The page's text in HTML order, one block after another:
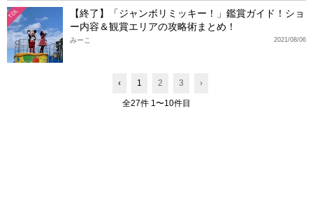
TDL
【終了】「ジャンボリミッキー！」鑑賞ガイド！ショ
ー内容＆観賞エリアの攻略術まとめ！
2021/08/06
みーこ
‹ 1 2 3 ›
全27件 1〜10件目